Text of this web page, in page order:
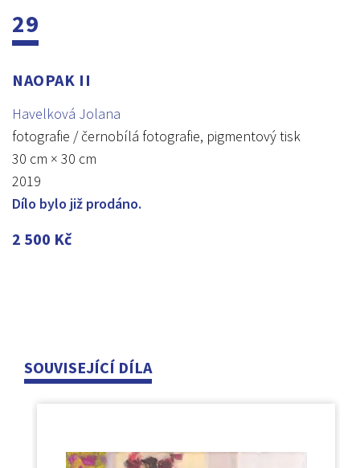
29
NAOPAK II
Havelková Jolana
fotografie / černobílá fotografie, pigmentový tisk
30 cm × 30 cm
2019
Dílo bylo již prodáno.
2 500 Kč
SOUVISEJÍCÍ DÍLA